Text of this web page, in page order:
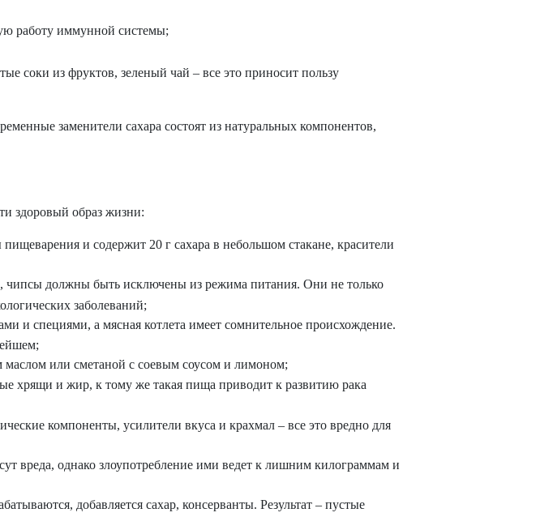
работу иммунной системы;
соки из фруктов, зеленый чай – все это приносит пользу
заменители сахара состоят из натуральных компонентов,
здоровый образ жизни:
и содержит 20 г сахара в небольшом стакане, красители
чипсы должны быть исключены из режима питания. Они не только
заболеваний;
и специями, а мясная котлета имеет сомнительное происхождение.
маслом или сметаной с соевым соусом и лимоном;
хрящи и жир, к тому же такая пища приводит к развитию рака
компоненты, усилители вкуса и крахмал – все это вредно для
вреда, однако злоупотребление ими ведет к лишним килограммам и
добавляется сахар, консерванты. Результат – пустые